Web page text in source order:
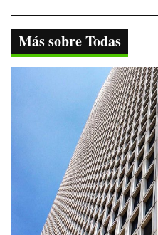
bo
ok
tte
r
ts
A
pp
gr
a
m
Más sobre Todas